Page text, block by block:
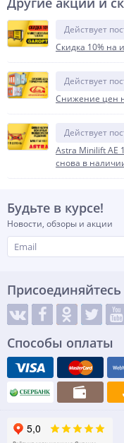
Действует
Скидка 10% на
Действует
Снижение цен
Действует
Astra Minilift AE
снова в
Будьте в курсе!
Новости, обзоры и акции
Присоединяйтесь
Способы оплаты